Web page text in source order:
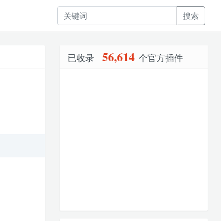
搜索
已收录 56,614 个官方插件